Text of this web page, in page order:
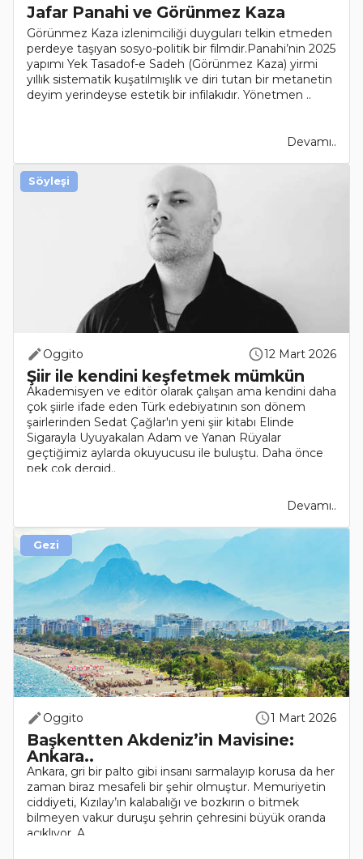
Jafar Panahi ve Görünmez Kaza
Görünmez Kaza izlenimciliği duyguları telkin etmeden
perdeye taşıyan sosyo-politik bir filmdir.Panahi’nin 2025
yapımı Yek Tasadof-e Sadeh (Görünmez Kaza) yirmi
yıllık sistematik kuşatılmışlık ve diri tutan bir metanetin
deyim yerindeyse estetik bir infilakıdır. Yönetmen ..
Devamı..
Oggito 12 Mart 2026
Şiir ile kendini keşfetmek mümkün
Akademisyen ve editör olarak çalışan ama kendini daha
çok şiirle ifade eden Türk edebiyatının son dönem
şairlerinden Sedat Çağlar'ın yeni şiir kitabı Elinde
Sigarayla Uyuyakalan Adam ve Yanan Rüyalar
geçtiğimiz aylarda okuyucusu ile buluştu. Daha önce
pek çok dergid..
Devamı..
Söyleşi
Oggito 1 Mart 2026
Başkentten Akdeniz’in Mavisine:
Ankara..
Ankara, gri bir palto gibi insanı sarmalayıp korusa da her
zaman biraz mesafeli bir şehir olmuştur. Memuriyetin
ciddiyeti, Kızılay’ın kalabalığı ve bozkırın o bitmek
bilmeyen vakur duruşu şehrin çehresini büyük oranda
açıklıyor. A..
Gezi